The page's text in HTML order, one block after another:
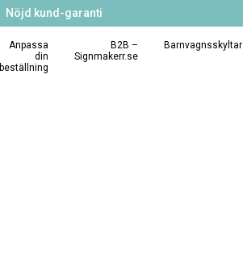
Nöjd kund-garanti
Anpassa
din
beställning
B2B –
Signmakerr.se
Barnvagnsskyltar